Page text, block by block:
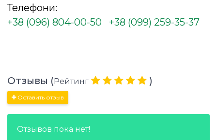
Телефони:
+38 (096) 804-00-50
+38 (099) 259-35-37
Отзывы (Рейтинг )
Оставить отзыв
Отзывов пока нет!